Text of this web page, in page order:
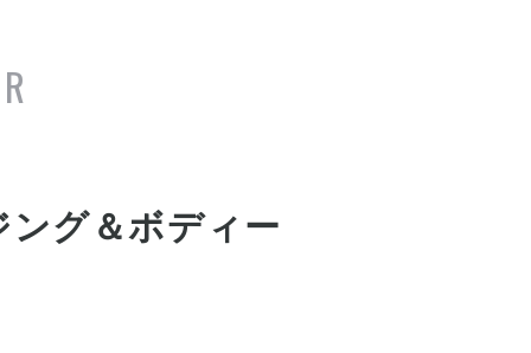
グ＆ボディー